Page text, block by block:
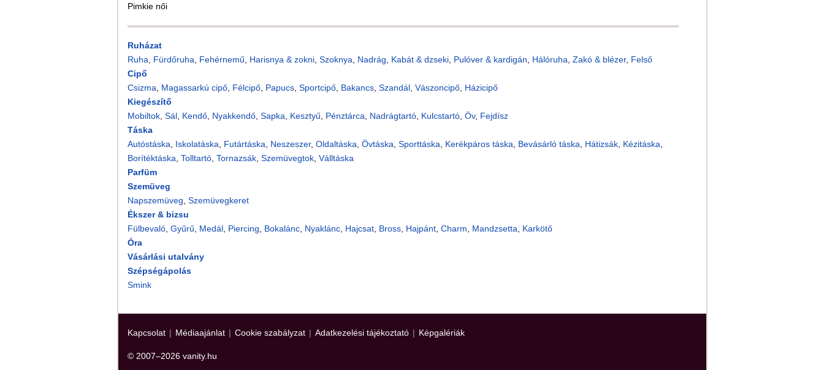
Pimkie női
Ruházat
Ruha
Fürdőruha Fehérnemű Harisnya & zokni, Szoknya Nadrág Kabát & dzseki, Pulóver & kardigán Hálóruha Zakó & blézer, Felső
Cipő
Csizma
Magassarkú cipő, Félcipő, Papucs, Sportcipő, Bakancs, Szandál, Vászoncipő, Házicipő
Kiegészítő
Mobiltok, Sál, Kendő, Nyakkendő, Sapka Kesztyű Pénztárca Nadrágtartó, Kulcstartó, Öv, Fejdísz
Táska
Autóstáska
Iskolatáska Futártáska Neszeszer, Oldaltáska Övtáska Sporttáska Kerékpáros táska Bevásárló táska Hátizsák, Kézitáska
Borítéktáska Tolltartó, Tornazsák, Szemüvegtok, Válltáska
Parfüm
Szemüveg
Napszemüveg Szemüvegkeret
Ékszer & bizsu
Fülbevaló, Gyűrű Medál, Piercing Bokalánc, Nyaklánc, Hajcsat, Bross, Hajpánt, Charm Mandzsetta
Karkötő
Óra
Vásárlási utalvány
Szépségápolás
Smink
Kapcsolat | Médiaajánlat | Cookie szabályzat | Adatkezelési tájékoztató | Képgalériák
© 2007–2026 vanity.hu